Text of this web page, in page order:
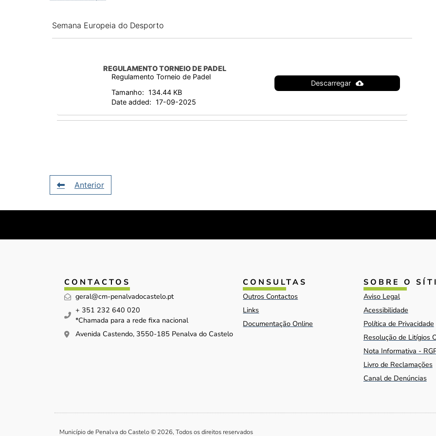
Semana Europeia do Desporto
REGULAMENTO TORNEIO DE PADEL
Regulamento Torneio de Padel
Tamanho: 134.44 KB
Date added: 17-09-2025
Descarregar
Anterior
CONTACTOS
geral@cm-penalvadocastelo.pt
+ 351 232 640 020
*Chamada para a rede fixa nacional
Avenida Castendo, 3550-185 Penalva do Castelo
CONSULTAS
Outros Contactos
Links
Documentação Online
SOBRE O
Aviso Legal
Acessibilidade
Política de Privacidade
Resolução de Litígios
Nota Informativa -
Livro de Reclamações
Canal de Denúncias
Município de Penalva do Castelo © 2026, Todos os direitos reservados